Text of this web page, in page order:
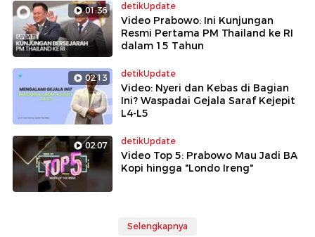
01:36 detikUpdate
Video Prabowo: Ini Kunjungan
Resmi Pertama PM Thailand ke RI
dalam 15 Tahun
02:13 detikUpdate
Video: Nyeri dan Kebas di Bagian
Ini? Waspadai Gejala Saraf Kejepit
L4-L5
02:07 detikUpdate
Video Top 5: Prabowo Mau Jadi BA
Kopi hingga "Londo Ireng"
Selengkapnya